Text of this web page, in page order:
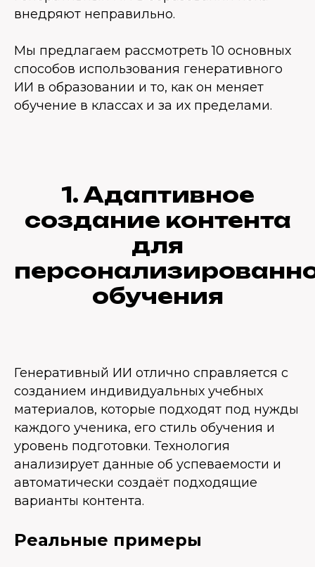
внедряют неправильно.
Мы предлагаем рассмотреть 10 основных
способов использования генеративного
ИИ в образовании и то, как он меняет
обучение в классах и за их пределами.
1. Адаптивное
создание контента
для
обучения
Генеративный ИИ отлично справляется с
созданием индивидуальных учебных
материалов, которые подходят под нужды
каждого ученика, его стиль обучения и
уровень подготовки. Технология
анализирует данные об успеваемости и
автоматически создаёт подходящие
варианты контента.
Реальные примеры